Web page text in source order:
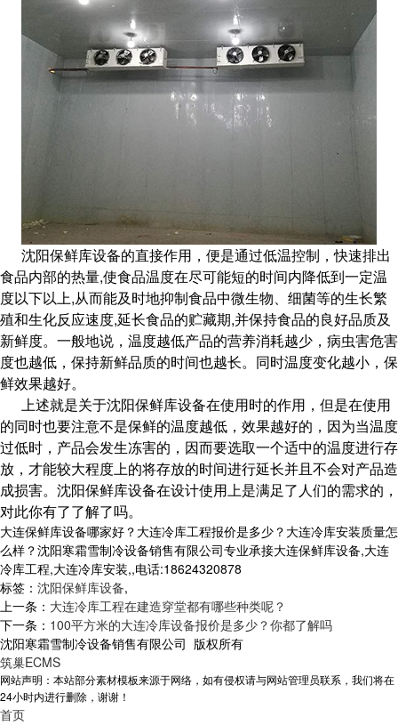
沈阳保鲜库设备的直接作用，便是通过低温控制，快速排出
食品内部的热量,使食品温度在尽可能短的时间内降低到一定温
度以下以上,从而能及时地抑制食品中微生物、细菌等的生长繁
殖和生化反应速度,延长食品的贮藏期,并保持食品的良好品质及
新鲜度。一般地说，温度越低产品的营养消耗越少，病虫害危害
度也越低，保持新鲜品质的时间也越长。同时温度变化越小，保
鲜效果越好。
上述就是关于沈阳保鲜库设备在使用时的作用，但是在使用
的同时也要注意不是保鲜的温度越低，效果越好的，因为当温度
过低时，产品会发生冻害的，因而要选取一个适中的温度进行存
放，才能较大程度上的将存放的时间进行延长并且不会对产品造
成损害。沈阳保鲜库设备在设计使用上是满足了人们的需求的，
对此你有了了解了吗。
大连保鲜库设备哪家好？大连冷库工程报价是多少？大连冷库安装质量怎
么样？沈阳寒霜雪制冷设备销售有限公司专业承接大连保鲜库设备,大连
冷库工程,大连冷库安装,,电话:18624320878
标签： 沈阳保鲜库设备,
上一条： 大连冷库工程在建造穿堂都有哪些种类呢？
下一条： 100平方米的大连冷库设备报价是多少？你都了解吗
沈阳寒霜雪制冷设备销售有限公司 版权所有
筑巢ECMS
网站声明：本站部分素材模板来源于网络，如有侵权请与网站管理员联系，我们将在
24小时内进行删除，谢谢！
首页